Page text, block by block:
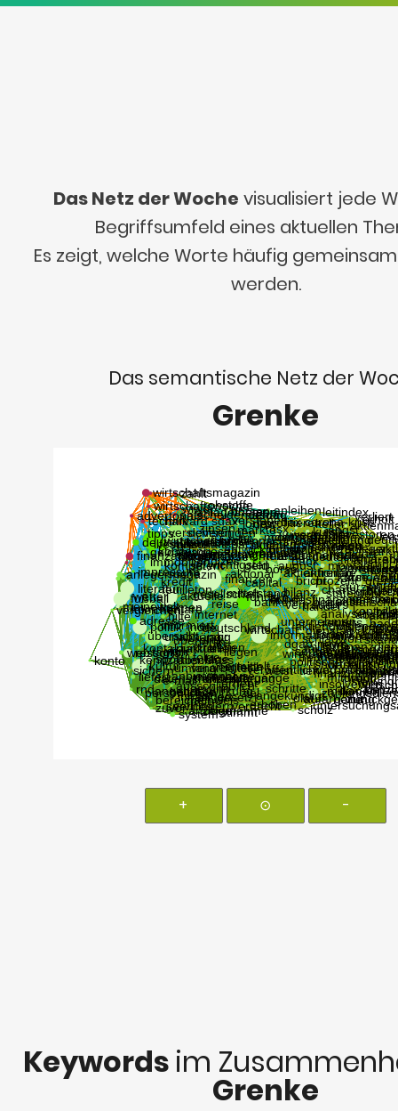
Das Netz der Woche visualisiert jede
Begriffsumfeld eines aktuellen
Es zeigt, welche Worte häufig
werden.
Das semantische Netz der
Grenke
+ ⊙ -
Keywords im
Grenke